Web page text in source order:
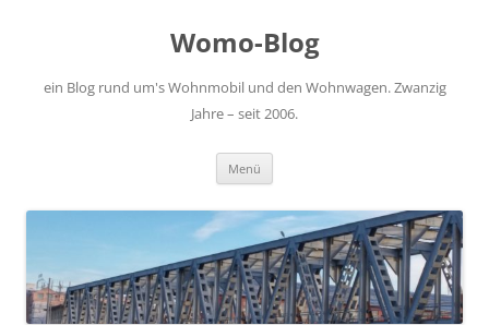
Womo-Blog
ein Blog rund um's Wohnmobil und den Wohnwagen. Zwanzig
Jahre – seit 2006.
Menü